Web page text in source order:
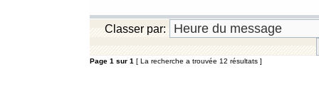
Classer par:
Page 1 sur 1 [ La recherche a trouvée 12 résultats ]